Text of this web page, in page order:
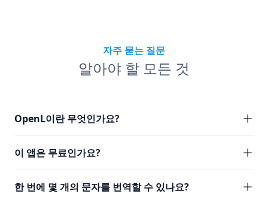
자주 묻는 질문
알아야 할 모든 것
OpenL이란 무엇인가요?
이 앱은 무료인가요?
한 번에 몇 개의 문자를 번역할 수 있나요?